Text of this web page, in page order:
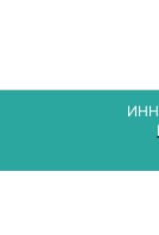
ИНН